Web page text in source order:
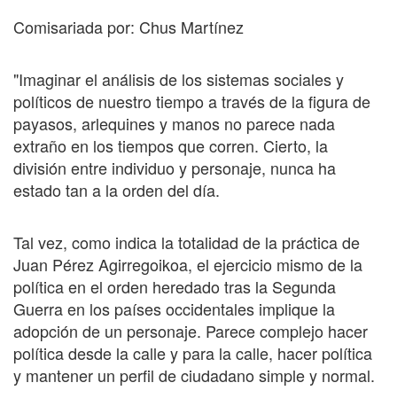
Comisariada por: Chus Martínez
"Imaginar el análisis de los sistemas sociales y
políticos de nuestro tiempo a través de la figura de
payasos, arlequines y manos no parece nada
extraño en los tiempos que corren. Cierto, la
división entre individuo y personaje, nunca ha
estado tan a la orden del día.
Tal vez, como indica la totalidad de la práctica de
Juan Pérez Agirregoikoa, el ejercicio mismo de la
política en el orden heredado tras la Segunda
Guerra en los países occidentales implique la
adopción de un personaje. Parece complejo hacer
política desde la calle y para la calle, hacer política
y mantener un perfil de ciudadano simple y normal.